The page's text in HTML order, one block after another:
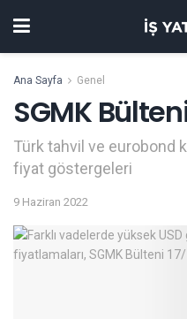
Ana Sayfa Genel
SGMK
Türk tahvil ve eurobond
fiyat göstergeleri
9 Haziran 2022